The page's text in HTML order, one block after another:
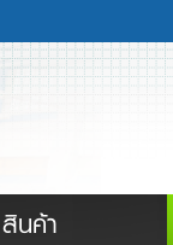
สินค้า